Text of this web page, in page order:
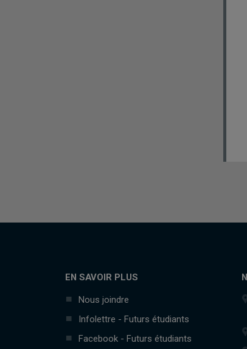
EN SAVOIR PLUS
Nous joindre
Infolettre - Futurs étudiants
Facebook - Futurs étudiants